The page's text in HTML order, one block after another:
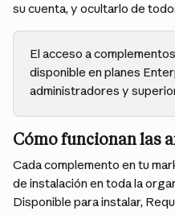
su cuenta, y ocultarlo de
El acceso a
disponible en planes
administradores y
Cómo funcionan las
Cada complemento en tu
de instalación en toda la
Disponible para instalar,